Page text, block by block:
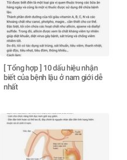
[ Tổng hợp ] 10 dấu hiệu nhận
biết của bệnh lậu ở nam giới dễ
nhất